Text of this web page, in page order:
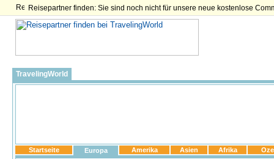
Reisepartner finden: Sie sind noch nicht für unsere neue kostenlose
TravelingWorld
Startseite Europa Amerika Asien Afrika